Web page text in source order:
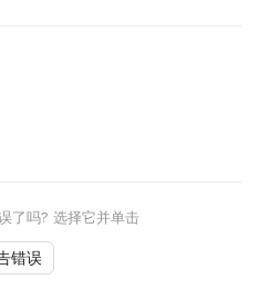
了吗? 选择它并单击
错误